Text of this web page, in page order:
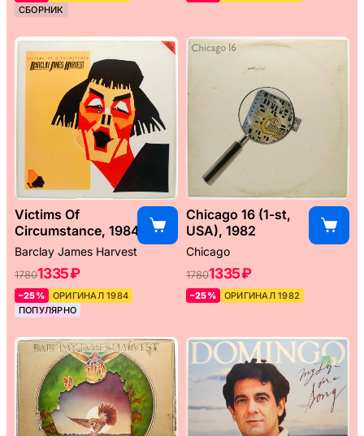
СБОРНИК
Victims Of
Circumstance, 1984
Barclay James Harvest
17801335 ₽
–25%
ОРИГИНАЛ 1984
ПОПУЛЯРНО
Chicago 16 (1-st,
USA), 1982
Chicago
17801335 ₽
–25% ОРИГИНАЛ 1982